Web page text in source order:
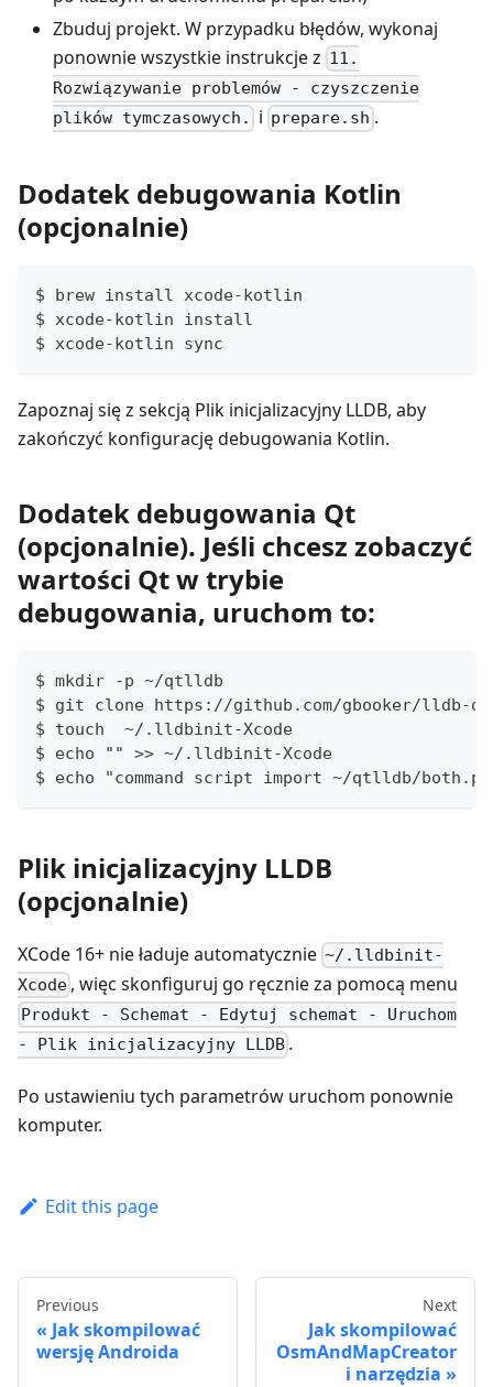
Zbuduj projekt. W przypadku błędów, wykonaj
ponownie wszystkie instrukcje z 11.
Rozwiązywanie problemów - czyszczenie
plików tymczasowych.
i prepare.sh .
Dodatek debugowania Kotlin
(opcjonalnie)
$ brew install xcode-kotlin
$ xcode-kotlin install
$ xcode-kotlin sync
Zapoznaj się z sekcją Plik inicjalizacyjny LLDB, aby
zakończyć konfigurację debugowania Kotlin.
Dodatek debugowania Qt
(opcjonalnie). Jeśli chcesz zobaczyć
wartości Qt w trybie
debugowania, uruchom to:
$ mkdir -p ~/qtlldb
$ git clone https://github.com/gbooker/lldb-
$ touch  ~/.lldbinit-Xcode
$ echo "" >> ~/.lldbinit-Xcode
$ echo "command script import ~/qtlldb/
Plik inicjalizacyjny LLDB
(opcjonalnie)
XCode 16+ nie ładuje automatycznie ~/.lldbinit-
Xcode , więc skonfiguruj go ręcznie za pomocą menu
Produkt - Schemat - Edytuj schemat - Uruchom
- Plik inicjalizacyjny LLDB .
Po ustawieniu tych parametrów uruchom ponownie
komputer.
Edit this page
Previous
Jak skompilować
wersję Androida
Next
Jak skompilować
OsmAndMapCreator
i narzędzia